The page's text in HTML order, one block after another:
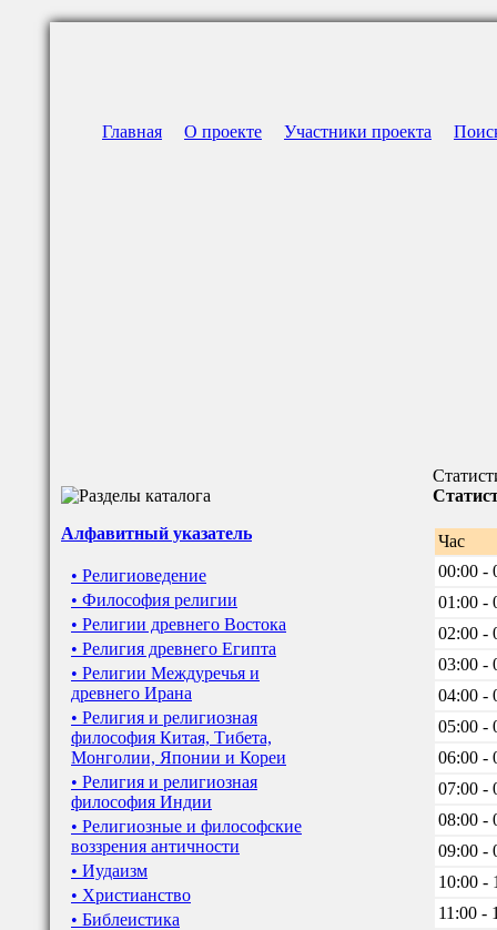
Главная О проекте Участники проекта
Алфавитный указатель
• Религиоведение
• Философия религии
• Религии древнего Востока
• Религия древнего Египта
• Религии Междуречья и
древнего Ирана
• Религия и религиозная
философия Китая, Тибета,
Монголии, Японии и Кореи
• Религия и религиозная
философия Индии
• Религиозные и философские
воззрения античности
• Иудаизм
• Христианство
• Библеистика
Час
00:00 -
01:00 -
02:00 -
03:00 -
04:00 -
05:00 -
06:00 -
07:00 -
08:00 -
09:00 -
10:00 -
11:00 -